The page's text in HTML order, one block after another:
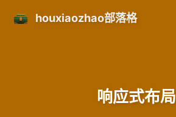
houxiaozhao部落格
响应式布局